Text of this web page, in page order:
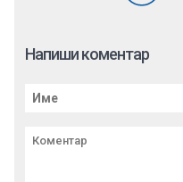
Напиши коментар